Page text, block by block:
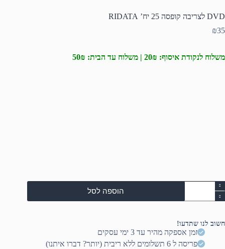
DVD לצריבה קופסה 25 יח’ RIDATA
₪35
משלוח לנקודת איסוף: 20₪ | משלוח עד הבית: 50₪
כמות
של
DVD
25
RIDATA
הוספה לסל
חשוב לנו שתדעו!
זמן אספקה מהיר עד 3 ימי עסקים
פריסה ל 6 תשלומים ללא ריבית (יותר? דברו איתנו)